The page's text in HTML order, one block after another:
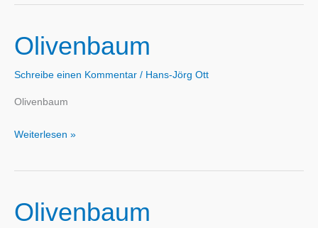
Olivenbaum
Schreibe einen Kommentar / Hans-Jörg Ott
Olivenbaum
Olivenbaum
Weiterlesen »
Olivenbaum